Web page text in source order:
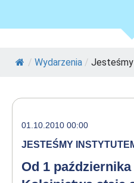
/ Wydarzenia /
01.10.2010 00:00
JESTEŚMY
Od 1